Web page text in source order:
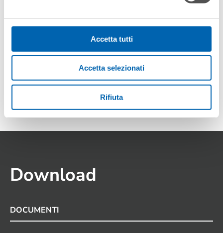
Accetta tutti
Accetta selezionati
Rifiuta
MILOS 2.0 PG LS
Download
DOCUMENTI